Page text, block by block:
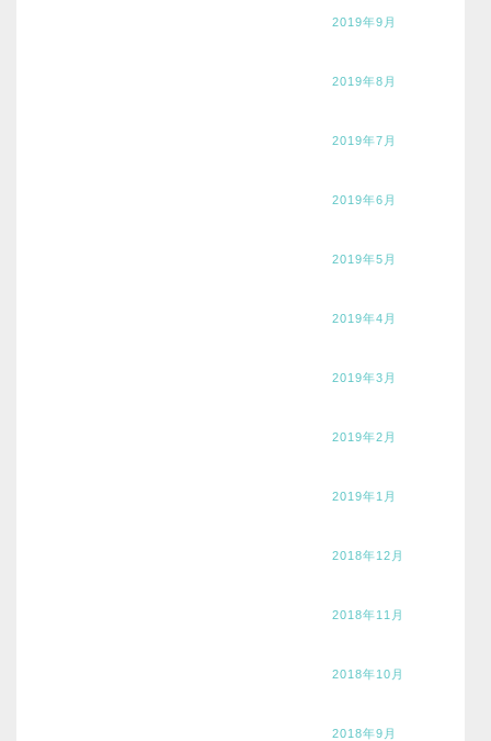
2019年9月
2019年8月
2019年7月
2019年6月
2019年5月
2019年4月
2019年3月
2019年2月
2019年1月
2018年12月
2018年11月
2018年10月
2018年9月